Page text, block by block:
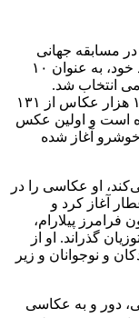
مسابقه جهانی
«جوایز ۳۵» ۲۰۲۴ شرکت و با ارائه ۳ اثر جدید خود، به عنوان ۱۰
انتخاب شد.
خوشرو این موفقیت را در رقابت با بیش از ۱۰ هزار عکاس از ۱۳۱
آورده است و اولین عکس
خوشرو آغاز شده
او عکاسی را در
آغاز کرد و
پیلارام،
گذراند. او از
و نوجوانان و زیر
دور و به عکاسی